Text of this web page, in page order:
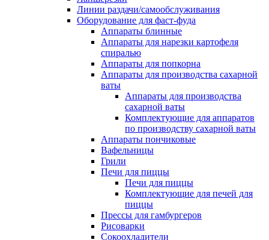
Линии раздачи/самообслуживания
Оборудование для фаст-фуда
Аппараты блинные
Аппараты для нарезки картофеля
спиралью
Аппараты для попкорна
Аппараты для производства сахарной
ваты
Аппараты для производства
сахарной ваты
Комплектующие для аппаратов
по производству сахарной ваты
Аппараты пончиковые
Вафельницы
Грили
Печи для пиццы
Печи для пиццы
Комплектующие для печей для
пиццы
Прессы для гамбургеров
Рисоварки
Сокоохладители